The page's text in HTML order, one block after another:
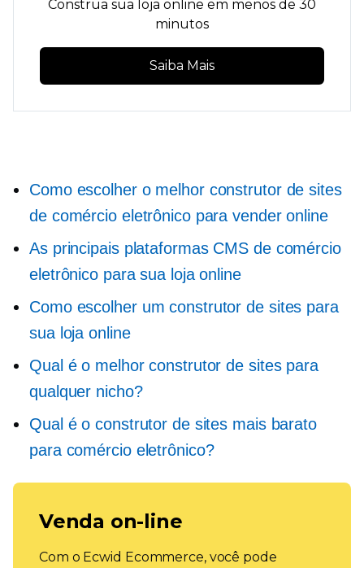
Construa sua loja online em menos de 30
minutos
Saiba Mais
Como escolher o melhor construtor de sites
de comércio eletrônico para vender online
As principais plataformas CMS de comércio
eletrônico para sua loja online
Como escolher um construtor de sites para
sua loja online
Qual é o melhor construtor de sites para
qualquer nicho?
Qual é o construtor de sites mais barato
para comércio eletrônico?
Venda on-line
Com o Ecwid Ecommerce, você pode